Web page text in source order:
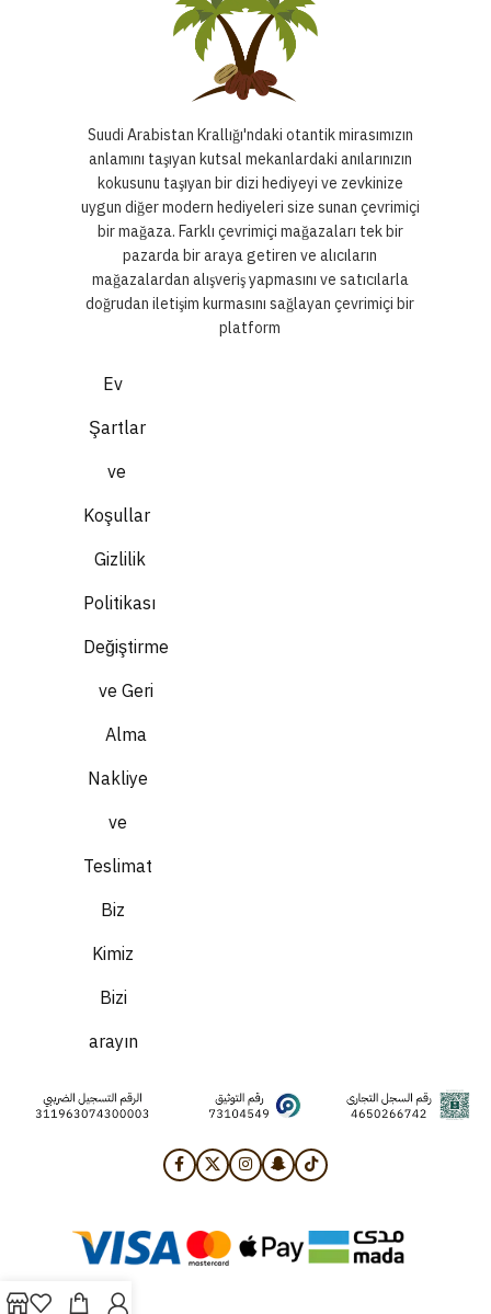
Suudi Arabistan Krallığı'ndaki otantik mirasımızın
anlamını taşıyan kutsal mekanlardaki anılarınızın
kokusunu taşıyan bir dizi hediyeyi ve zevkinize
uygun diğer modern hediyeleri size sunan çevrimiçi
bir mağaza. Farklı çevrimiçi mağazaları tek bir
pazarda bir araya getiren ve alıcıların
mağazalardan alışveriş yapmasını ve satıcılarla
doğrudan iletişim kurmasını sağlayan çevrimiçi bir
platform
Ev
Şartlar
ve
Koşullar
Gizlilik
Politikası
Değiştirme
ve Geri
Alma
Nakliye
ve
Teslimat
Biz
Kimiz
Bizi
arayın